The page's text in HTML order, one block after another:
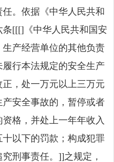
。依据《中华人民共和
条[[[]《中华人民共和国安
产经营单位的其他负责
行本法规定的安全生产
，处一万元以上三万元
安全事故的，暂停或者
格，并处上一年年收入
以下的罚款；构成犯罪
刑事责任。]]之规定，